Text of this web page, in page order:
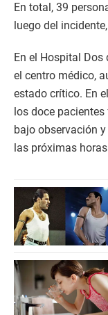
En total, 39
luego del
En el Hospital Dos
el centro médico,
estado crítico. En
los doce
bajo observación
las próximas